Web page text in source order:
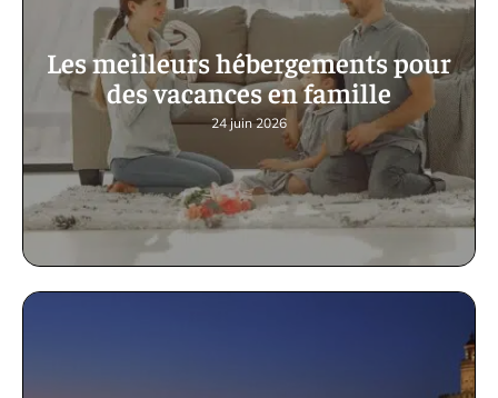
Les meilleurs hébergements pour
des vacances en famille
24 juin 2026